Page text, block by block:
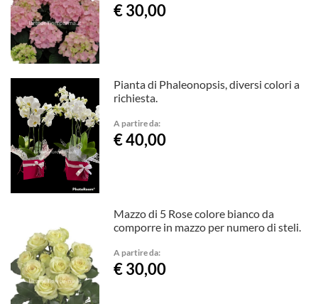
€ 30,00
Pianta di Phaleonopsis, diversi colori a
richiesta.
A partire da:
€ 40,00
Mazzo di 5 Rose colore bianco da
comporre in mazzo per numero di steli.
A partire da:
€ 30,00